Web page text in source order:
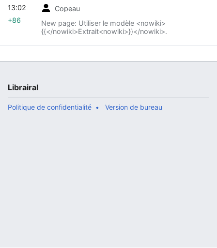
Copeau
New page: Utiliser le modèle <nowiki>
{{</nowiki>Extrait<nowiki>}}</nowiki>.
13:02
+86
Librairal
Politique de confidentialité Version de bureau